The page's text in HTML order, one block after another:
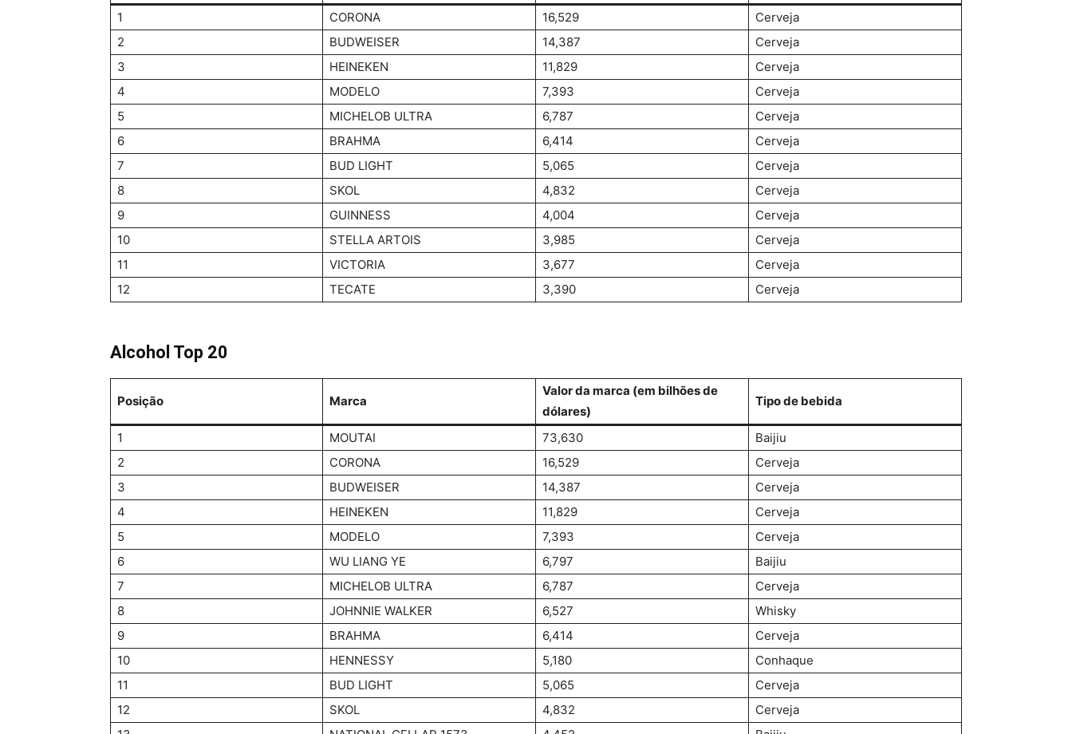
1 CORONA 16,529
Cerveja
2
BUDWEISER 14,387
Cerveja
3
HEINEKEN 11,829
Cerveja
4
MODELO 7,393
Cerveja
5
MICHELOB ULTRA 6,787
Cerveja
6
BRAHMA 6,414
Cerveja
7
BUD LIGHT 5,065
Cerveja
8
SKOL 4,832
Cerveja
9
GUINNESS 4,004
Cerveja
10
STELLA ARTOIS 3,985
Cerveja
11
VICTORIA 3,677
Cerveja
12
TECATE 3,390 Cerveja
Alcohol Top 20
Posição Marca
Valor da marca (em bilhões de
dólares)
Tipo de bebida
1 MOUTAI 73,630
Baijiu
2
CORONA 16,529
Cerveja
3
BUDWEISER 14,387
Cerveja
4
HEINEKEN 11,829
Cerveja
5
MODELO 7,393
Cerveja
6
WU LIANG YE 6,797
Baijiu
7
MICHELOB ULTRA 6,787
Cerveja
8
JOHNNIE WALKER 6,527
Whisky
9
BRAHMA 6,414
Cerveja
10
HENNESSY 5,180
Conhaque
11
BUD LIGHT 5,065
Cerveja
12
SKOL 4,832
Cerveja